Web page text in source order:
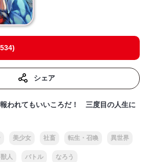
シェア
われてもいいころだ！ 三度目の人生に
美少女 社畜 転生・召喚 異世界
獣人 バトル なろう